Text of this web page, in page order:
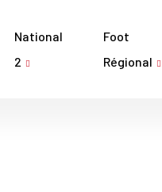
National
2
Foot
Régional